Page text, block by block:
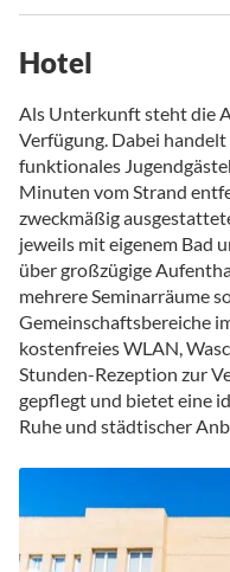
Hotel
Als Unterkunft steht die
Verfügung. Dabei
funktionales
Minuten vom Strand
zweckmäßig
jeweils mit eigenem Bad
über großzügige
mehrere Seminarräume
Gemeinschaftsbereiche
kostenfreies WLAN,
Stunden-Rezeption zur
gepflegt und bietet eine
Ruhe und städtischer